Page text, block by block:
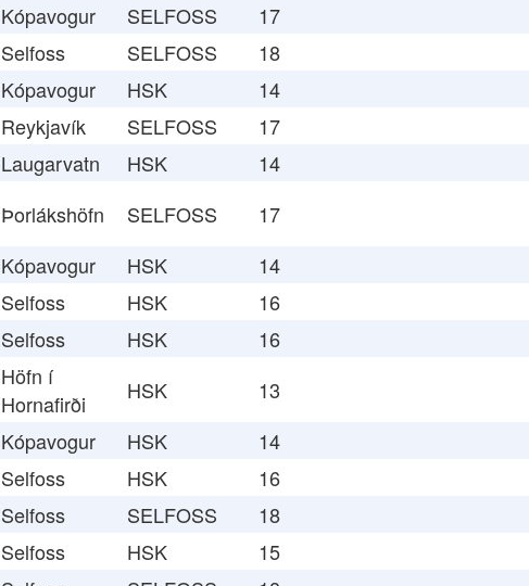
Kópavogur SELFOSS
17
Selfoss SELFOSS
18
Kópavogur HSK
14
Reykjavík SELFOSS
17
Laugarvatn HSK
14
Þorlákshöfn SELFOSS
17
Kópavogur HSK
14
Selfoss HSK
16
Selfoss HSK
16
Höfn í
Hornafirði
HSK
13
Kópavogur HSK
14
Selfoss HSK
16
Selfoss SELFOSS
18
Selfoss HSK
15